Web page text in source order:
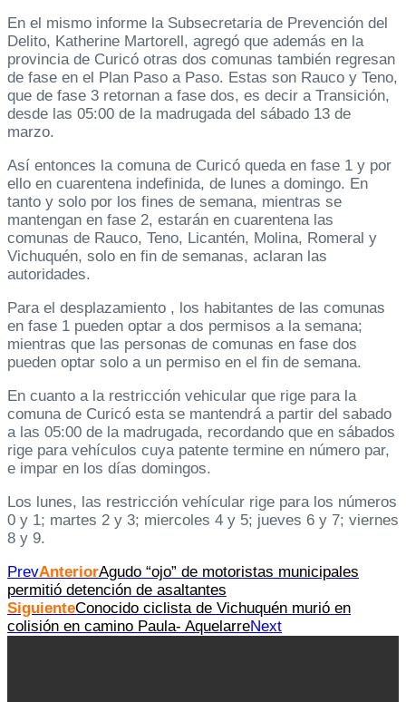
En el mismo informe la Subsecretaria de Prevención del
Delito, Katherine Martorell, agregó que además en la
provincia de Curicó otras dos comunas también regresan
de fase en el Plan Paso a Paso. Estas son Rauco y Teno,
que de fase 3 retornan a fase dos, es decir a Transición,
desde las 05:00 de la madrugada del sábado 13 de
marzo.
Así entonces la comuna de Curicó queda en fase 1 y por
ello en cuarentena indefinida, de lunes a domingo. En
tanto y solo por los fines de semana, mientras se
mantengan en fase 2, estarán en cuarentena las
comunas de Rauco, Teno, Licantén, Molina, Romeral y
Vichuquén, solo en fin de semanas, aclaran las
autoridades.
Para el desplazamiento , los habitantes de las comunas
en fase 1 pueden optar a dos permisos a la semana;
mientras que las personas de comunas en fase dos
pueden optar solo a un permiso en el fin de semana.
En cuanto a la restricción vehicular que rige para la
comuna de Curicó esta se mantendrá a partir del sabado
a las 05:00 de la madrugada, recordando que en sábados
rige para vehículos cuya patente termine en número par,
e impar en los días domingos.
Los lunes, las restricción vehícular rige para los números
0 y 1; martes 2 y 3; miercoles 4 y 5; jueves 6 y 7; viernes
8 y 9.
PrevAnteriorAgudo “ojo” de motoristas municipales
permitió detención de asaltantes
SiguienteConocido ciclista de Vichuquén murió en
colisión en camino Paula- AquelarreNext